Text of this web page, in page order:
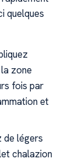
quelques
zone
fois par
et
de légers
chalazion